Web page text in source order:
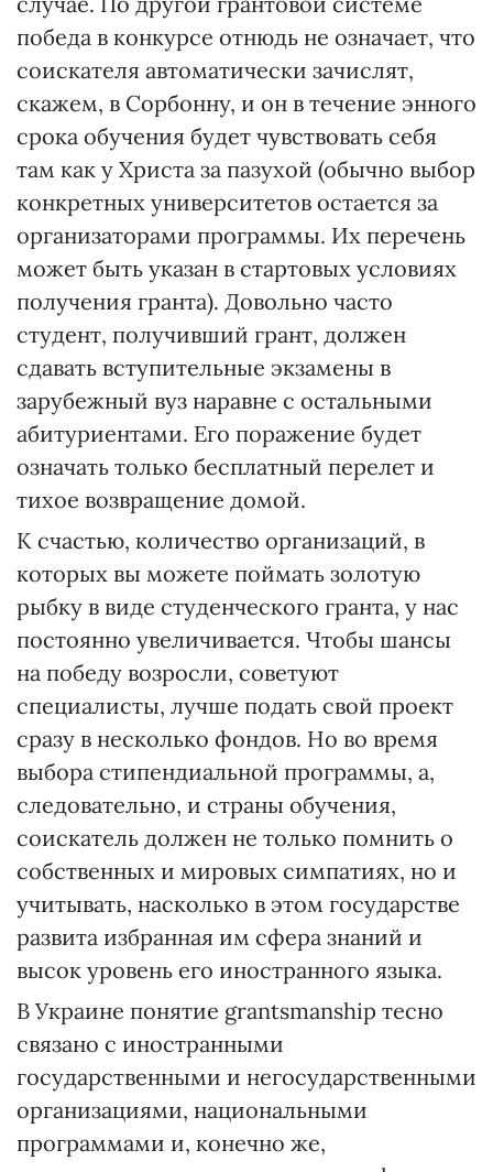
победа в конкурсе отнюдь не означает, что
соискателя автоматически зачислят,
скажем, в Сорбонну, и он в течение энного
срока обучения будет чувствовать себя
там как у Христа за пазухой (обычно выбор
конкретных университетов остается за
организаторами программы. Их перечень
может быть указан в стартовых условиях
получения гранта). Доволь­но часто
студент, получивший грант, должен
сдавать вступительные экзамены в
зарубежный вуз наравне с остальными
абитуриентами. Его поражение будет
означать только бесплатный перелет и
тихое возвращение домой.
К счастью, количество организаций, в
которых вы можете поймать золотую
рыбку в виде студенческого гранта, у нас
постоянно увеличивается. Чтобы шансы
на победу возросли, советуют
специалисты, лучше подать свой проект
сразу в несколько фондов. Но во время
выбора стипендиальной программы, а,
следовательно, и страны обучения,
соискатель должен не только помнить о
собственных и мировых симпатиях, но и
учитывать, насколько в этом государстве
развита избранная им сфера знаний и
высок уровень его иностранного языка.
В Украине понятие grantsmanship тесно
связано с иностранными
государственными и негосударственными
организациями, национальными
программами и, конечно же,